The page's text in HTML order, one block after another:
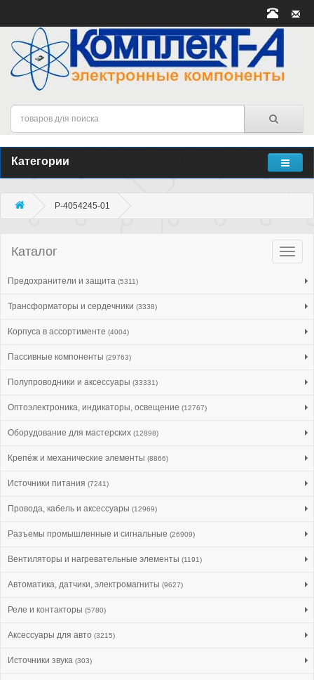
Категории
P-4054245-01
Каталог
Предохранители и защита (5311)
Трансформаторы и сердечники (3338)
Корпуса в ассортименте (4004)
Пассивные компоненты (29763)
Полупроводники и аксессуары (33331)
Оптоэлектроника, индикаторы, освещение (12767)
Оборудование для мастерских (12898)
Крепёж и механические элементы (8866)
Источники питания (7241)
Провода, кабель и аксессуары (12969)
Разъемы промышленные и сигнальные (26909)
Вентиляторы и нагревательные элементы (1191)
Автоматика, датчики, электромагниты (9627)
Реле и контакторы (5780)
Аксессуары для авто (3215)
Источники звука (303)